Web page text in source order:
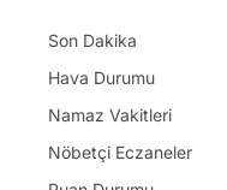
Son Dakika
Hava Durumu
Namaz Vakitleri
Nöbetçi Eczaneler